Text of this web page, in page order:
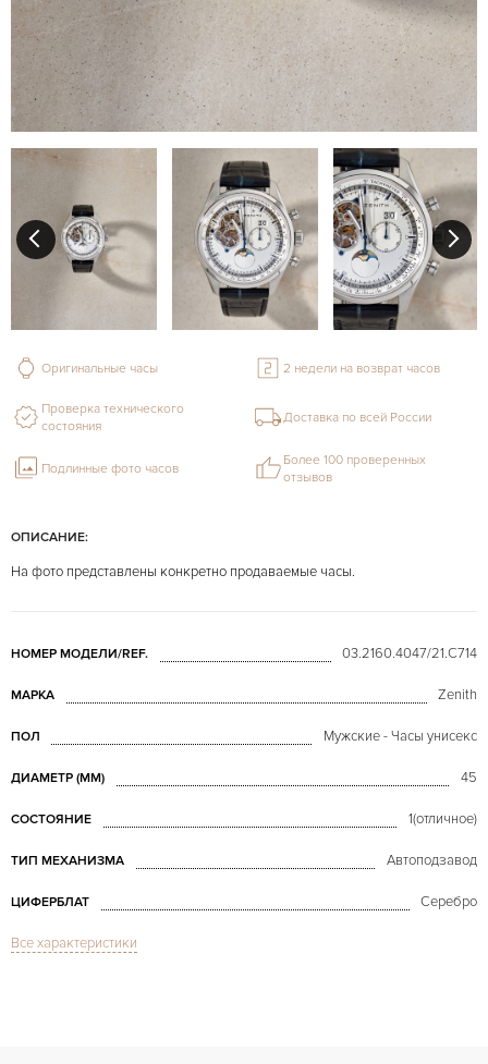
ОПИСАНИЕ:
На фото представлены конкретно продаваемые часы.
НОМЕР МОДЕЛИ/REF. 03.2160.4047/21.C714
МАРКА Zenith
ПОЛ Мужские - Часы унисекс
ДИАМЕТР (MM) 45
СОСТОЯНИЕ 1(отличное)
ТИП МЕХАНИЗМА Автоподзавод
ЦИФЕРБЛАТ Серебро
СТЕКЛО
Все характеристики
Оригинальные часы 2 недели на возврат часов
Проверка технического
состояния
Доставка по всей России
Подлинные фото часов
Более 100 проверенных
отзывов